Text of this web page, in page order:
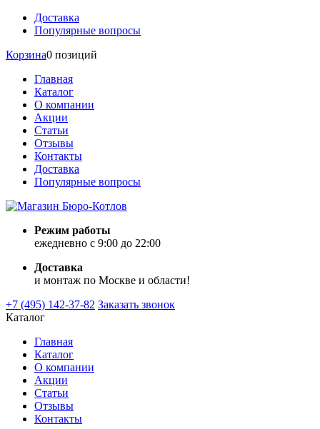
Доставка
Популярные вопросы
Корзина0 позиций
Главная
Каталог
О компании
Акции
Статьи
Отзывы
Контакты
Доставка
Популярные вопросы
Режим работы
ежедневно с 9:00 до 22:00
Доставка
и монтаж по Москве и области!
+7 (495) 142-37-82 Заказать звонок
Каталог
Главная
Каталог
О компании
Акции
Статьи
Отзывы
Контакты